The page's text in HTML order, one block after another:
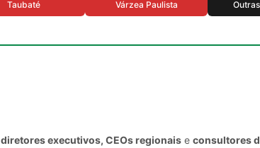
Taubaté Várzea Paulista
diretores executivos, CEOs regionais e consultores